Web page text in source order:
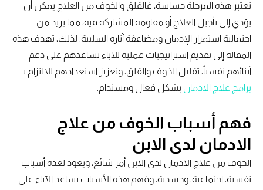
تعتبر هذه المرحلة حساسة، فالقلق والخوف من العلاج يمكن أن
يؤدي إلى تأجيل العلاج أو مقاومة المشاركة فيه، مما يزيد من
احتمالية استمرار الإدمان ومضاعفة آثاره السلبية. لذلك، تهدف هذه
المقالة إلى تقديم استراتيجيات عملية للآباء تساعدهم على دعم
أبنائهم نفسياً، تقليل الخوف والقلق، وتعزيز استعدادهم للالتزام بـ
برامج علاج الادمانبشكل فعال ومستدام.
فهم أسباب الخوف من علاج
الادمان لدى الابن
الخوف من علاج الادمان لدى الابن أمر شائع، ويعود لعدة أسباب
نفسية، اجتماعية، وجسدية، وفهم هذه الأسباب يساعد الآباء على